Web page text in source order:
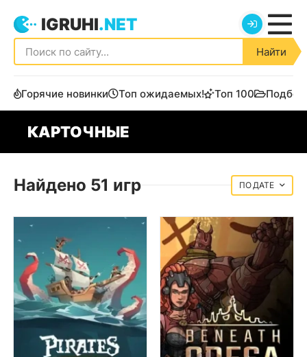
IGRUHI.NET
Найти
Горячие новинки Топ ожидаемых! Топ 100
КАРТОЧНЫЕ
Найдено 51 игр ДАТЕ